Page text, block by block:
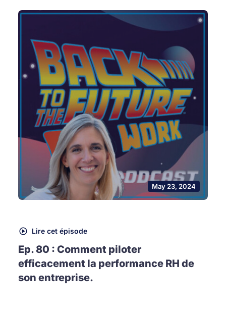
May 23, 2024
Lire cet épisode
Ep. 80 : Comment piloter
efficacement la performance RH de
son entreprise.